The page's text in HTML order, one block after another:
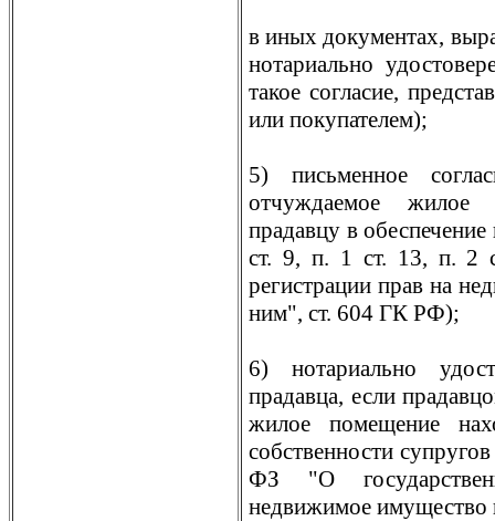
в иных документах,
нотариально
такое согласие,
или покупателем);
5) письменное
отчуждаемое жилое
прадавцу в
ст. 9, п. 1 ст. 13, п. 2
регистрации прав на
ним", ст. 604 ГК РФ);
6) нотариально
прадавца, если
жилое помещение
собственности
ФЗ "О
недвижимое